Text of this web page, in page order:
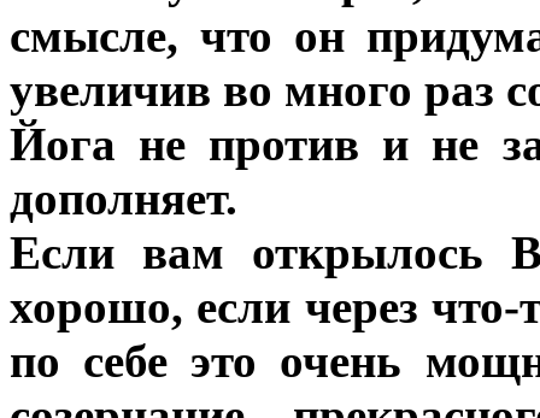
смысле, что он
увеличив во много раз
Йога не против и не
дополняет.
Если вам открылось
хорошо, если через
по себе это очень